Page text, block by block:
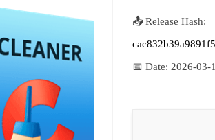
📤 Release Hash:
📅 Date: 2026-03-